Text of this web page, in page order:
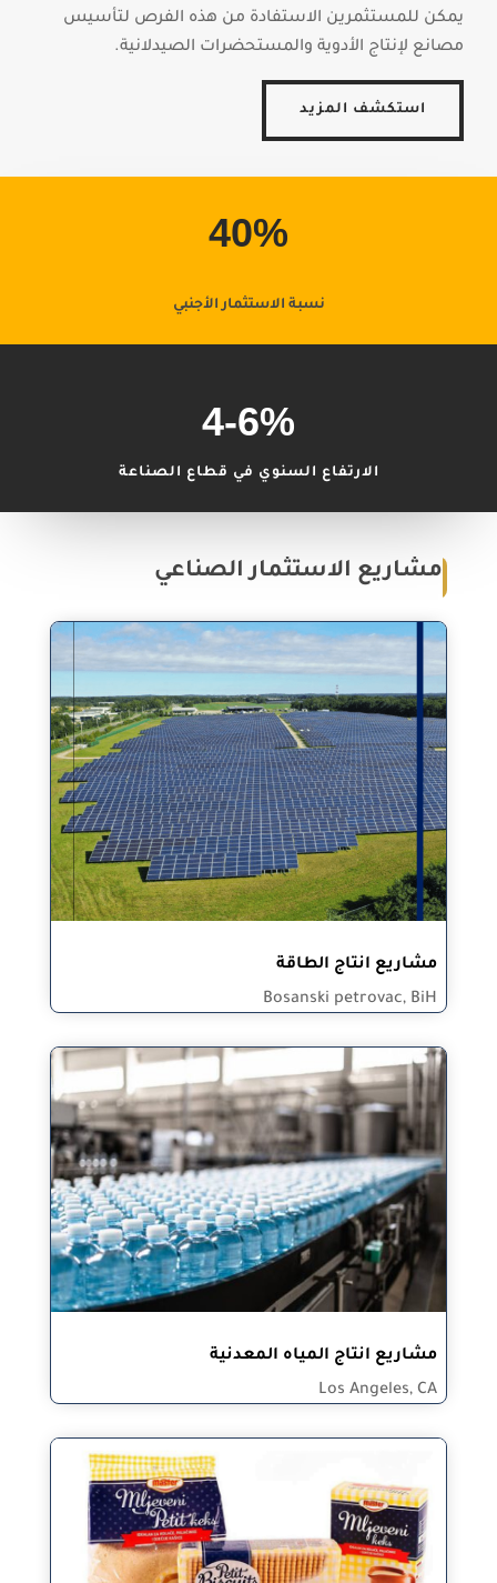
يمكن للمستثمرين الاستفادة من هذه الفرص لتأسيس
مصانع لإنتاج الأدوية والمستحضرات الصيدلانية.
استكشف المزيد
40%
نسبة الاستثمار الأجنبي
4-6%
الارتفاع السنوي في قطاع الصناعة
مشاريع الاستثمار الصناعي
مشاريع انتاج الطاقة
Bosanski petrovac, BiH
مشاريع انتاج المياه المعدنية
Los Angeles, CA